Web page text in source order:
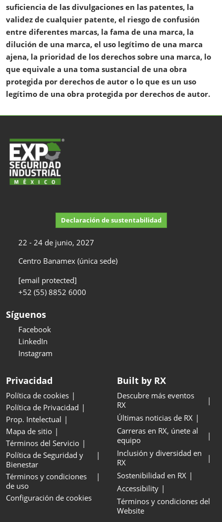
suficiencia de las divulgaciones en las patentes, la
validez de cualquier patente, el riesgo de confusión
entre diferentes marcas, la fama de una marca, la
dilución de una marca, el uso legítimo de una marca
ajena, la prioridad de los derechos sobre una marca, lo
que equivale a una toma sustancial de una obra
protegida por derechos de autor o lo que es un uso
legítimo de una obra protegida por derechos de autor.
Declaración de sustentabilidad
22 - 24 de junio, 2027
Centro Banamex (única sede)
[email protected]
+52 (55) 8852 6000
Síguenos
Facebook
LinkedIn
Instagram
Privacidad
Política de cookies
Política de Privacidad
Prop. Intelectual
Mapa de sitio
Términos del Servicio
Política de Seguridad y
Bienestar
Términos y condiciones
de uso
Configuración de cookies
Built by RX
Descubre más eventos
RX
Últimas noticias de RX
Carreras en RX, únete al
equipo
Inclusión y diversidad en
RX
Sostenibilidad en RX
Accessibility
Términos y condiciones del
Website